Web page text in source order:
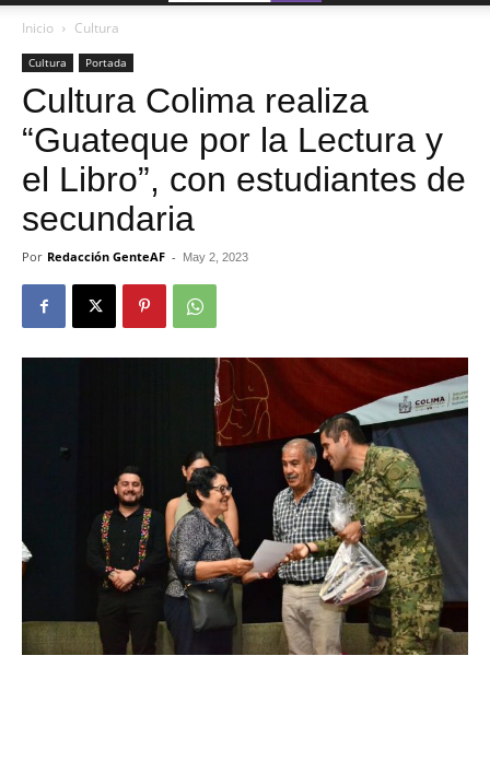
Inicio Cultura
Cultura Portada
Cultura Colima realiza
“Guateque por la Lectura y
el Libro”, con estudiantes de
secundaria
Por Redacción GenteAF - May 2, 2023